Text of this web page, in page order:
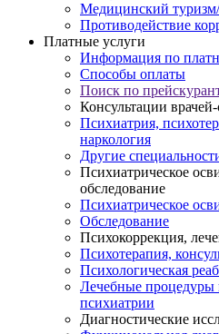
Медицинский
Противодействие
Платные услуги
Информация по
Способы оплаты
Поиск по
Консультации
Психиатрия,
наркология
Другие
Психиатрическое
обследование
Психиатрическое
Обследование
Психокоррекция,
Психотерапия,
Психологическая
Лечебные процедуры
психиатрии
Диагностические